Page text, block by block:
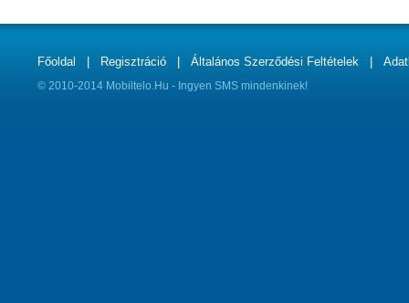
Főoldal Regisztráció Általános Szerződési Feltételek
© 2010-2014 Mobiltelo.Hu - Ingyen SMS mindenkinek!